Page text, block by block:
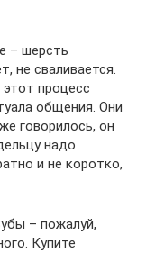
– шерсть
не сваливается.
процесс
общения. Они
говорилось, он
надо
и не коротко,
– пожалуй,
Купите